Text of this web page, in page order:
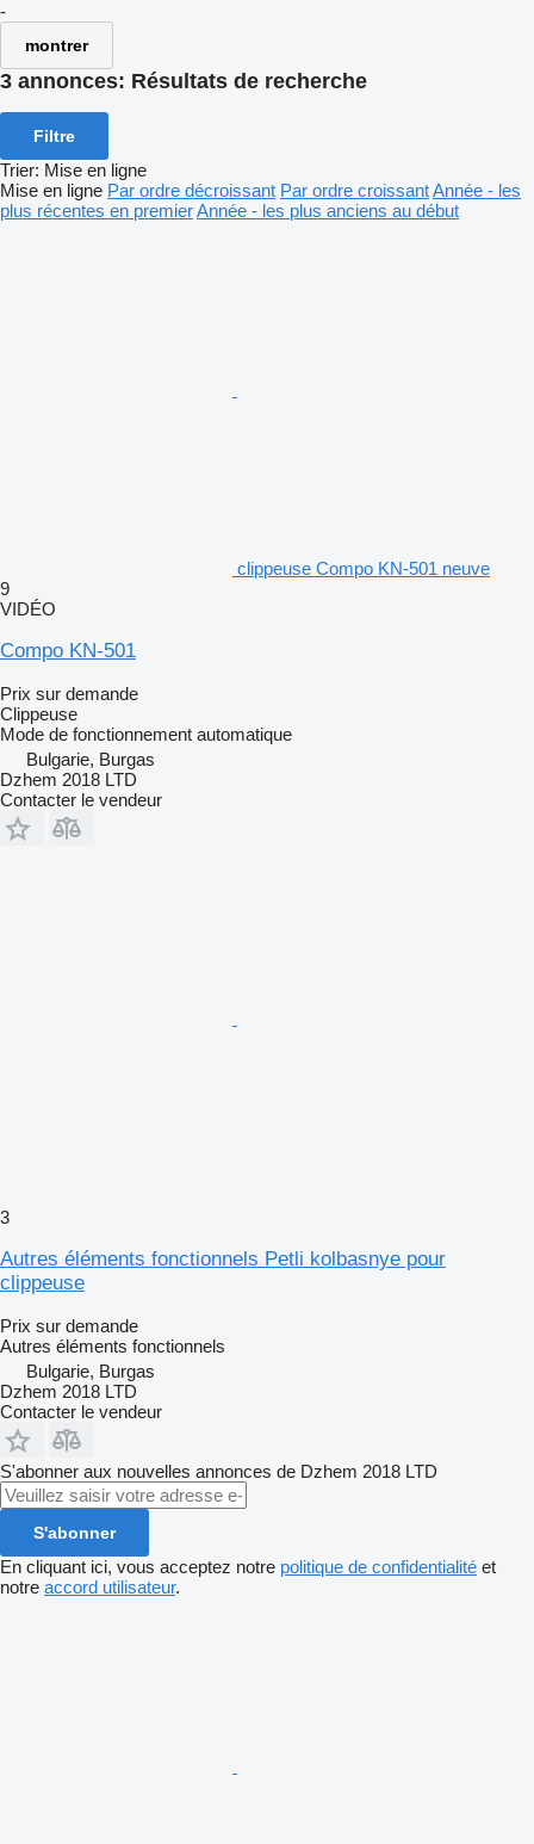
-
montrer
3 annonces: Résultats de recherche
Filtre
Trier: Mise en ligne
Mise en ligne Par ordre décroissant Par ordre croissantAnnée - les
plus récentes en premierAnnée - les plus anciens au début
clippeuse Compo KN-501 neuve
9
VIDÉO
Compo KN-501
Prix sur demande
Clippeuse
Mode de fonctionnement automatique
Bulgarie, Burgas
Dzhem 2018 LTD
Contacter le vendeur
3
Autres éléments fonctionnels Petli kolbasnye pour
clippeuse
Prix sur demande
Autres éléments fonctionnels
Bulgarie, Burgas
Dzhem 2018 LTD
Contacter le vendeur
S'abonner aux nouvelles annonces de Dzhem 2018 LTD
S'abonner
En cliquant ici, vous acceptez notre politique de confidentialité et
notre accord utilisateur.